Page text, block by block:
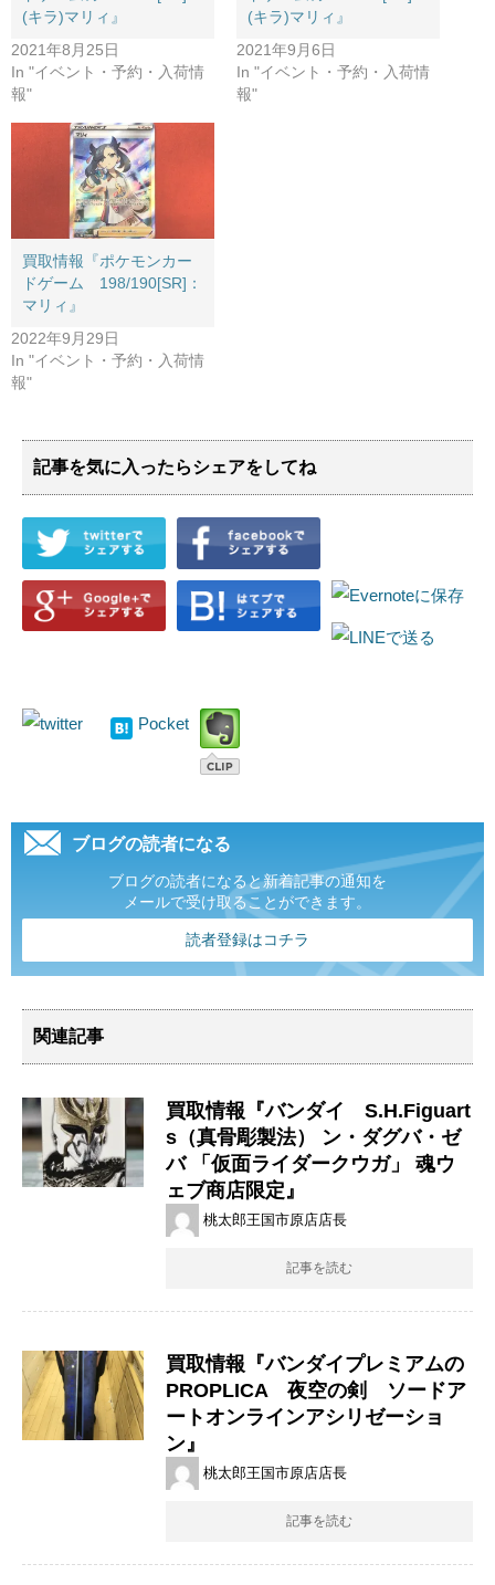
(キラ)マリィ』
2021年8月25日
In "イベント・予約・入荷情
報"
(キラ)マリィ』
2021年9月6日
In "イベント・予約・入荷情
報"
買取情報『ポケモンカー
ドゲーム 198/190[SR]：
マリィ』
2022年9月29日
In "イベント・予約・入荷情
報"
記事を気に入ったらシェアをしてね
Pocket
ブログの読者になる
ブログの読者になると新着記事の通知を
メールで受け取ることができます。
読者登録はコチラ
関連記事
買取情報『バンダイ S.H.Figuart
s（真骨彫製法） ​ン・ダグバ・ゼ
バ ​「仮面ライダークウガ」 ​魂ウ
ェブ商店限定』
桃太郎王国市原店店長
記事を読む
買取情報『バンダイプレミアムの
PROPLICA 夜空の剣 ソードア
ートオンラインアシリゼーショ
ン』
桃太郎王国市原店店長
記事を読む